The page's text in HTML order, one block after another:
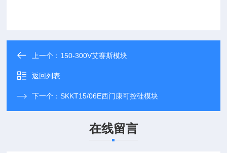
上一个： 150-300V艾赛斯模块
返回列表
下一个：SKKT15/06E西门康可控硅模块
在线留言